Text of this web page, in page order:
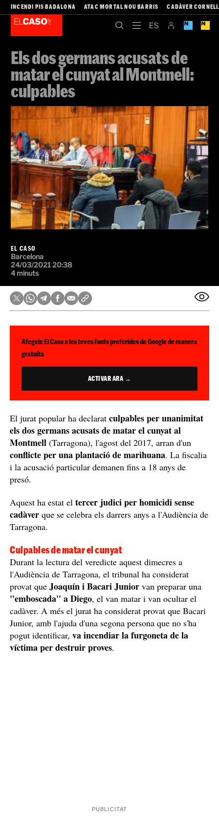
INCENDI PIS BADALONA ATAC MORTAL NOU BARRIS CADÀVER
Els dos germans acusats de
matar el cunyat al Montmell:
culpables
EL CASO
Barcelona
24/03/2021 20:38
4 minuts
Afegeix El Caso a les teves fonts preferides de Google de manera
gratuïta
ACTIVAR ARA →
El jurat popular ha declarat culpables per unanimitat
els dos germans acusats de matar el cunyat al
Montmell (Tarragona), l'agost del 2017, arran d'un
conflicte per una plantació de marihuana. La fiscalia
i la acusació particular demanen fins a 18 anys de
presó.
Aquest ha estat el tercer judici per homicidi sense
cadàver que se celebra els darrers anys a l'Audiència de
Tarragona.
Culpables de matar el cunyat
Durant la lectura del veredicte aquest dimecres a
l'Audiència de Tarragona, el tribunal ha considerat
provat que Joaquín i Bacari Junior van preparar una
"emboscada" a Diego, el van matar i van ocultar el
cadàver. A més el jurat ha considerat provat que Bacari
Junior, amb l'ajuda d'una segona persona que no s'ha
pogut identificar, va incendiar la furgoneta de la
víctima per destruir proves.